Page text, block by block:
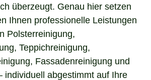
überzeugt. Genau hier setzen
Ihnen professionelle Leistungen
Polsterreinigung,
Teppichreinigung,
Fassadenreinigung und
individuell abgestimmt auf Ihre